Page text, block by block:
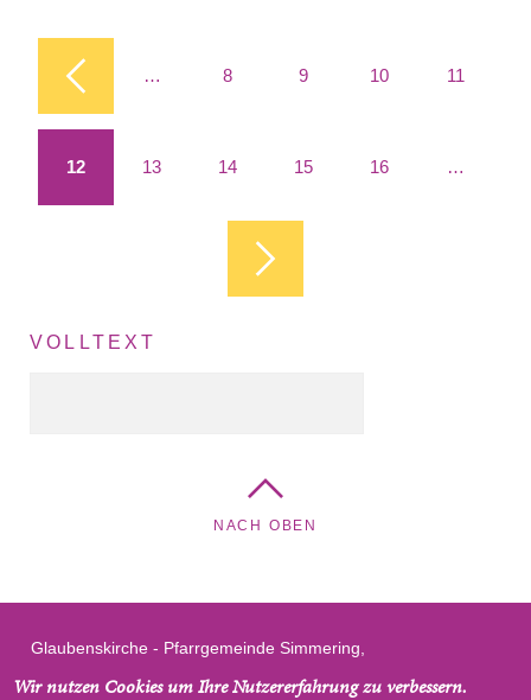
Seiten … 8 9 10 11
12 13 14 15 16 …
VOLLTEXT
NACH OBEN
Glaubenskirche - Pfarrgemeinde Simmering,
Braunhubergasse 20, 1110 Wien, Österreich
Wir nutzen Cookies um Ihre Nutzererfahrung zu verbessern.